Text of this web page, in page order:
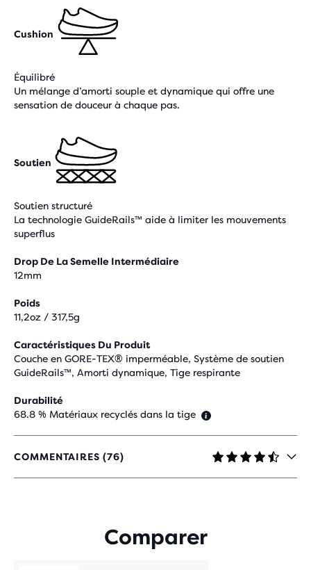
Cushion
Équilibré
Un mélange d’amorti souple et dynamique qui offre une
sensation de douceur à chaque pas.
Soutien
Soutien structuré
La technologie GuideRails™ aide à limiter les mouvements
superflus
Drop De La Semelle Intermédiaire
12mm
Poids
11,2oz / 317,5g
Caractéristiques Du Produit
Couche en GORE-TEX® imperméable, Système de soutien
GuideRails™, Amorti dynamique, Tige respirante
Durabilité
68.8 % Matériaux recyclés dans la tige
COMMENTAIRES (76)
4,3
SUR
Comparer